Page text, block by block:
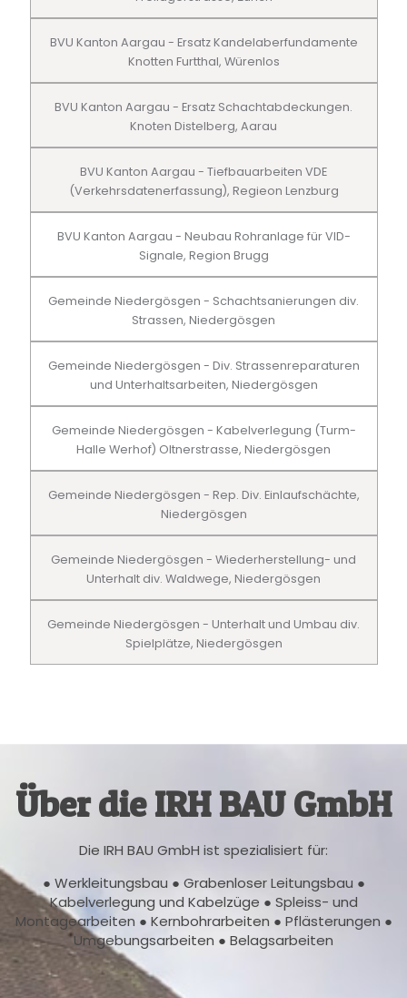
BVU Kanton Aargau - Ersatz Kandelaberfundamente
Knotten Furtthal, Würenlos
BVU Kanton Aargau - Ersatz Schachtabdeckungen.
Knoten Distelberg, Aarau
BVU Kanton Aargau - Tiefbauarbeiten VDE
(Verkehrsdatenerfassung), Regieon Lenzburg
BVU Kanton Aargau - Neubau Rohranlage für VID-
Signale, Region Brugg
Gemeinde Niedergösgen - Schachtsanierungen div.
Strassen, Niedergösgen
Gemeinde Niedergösgen - Div. Strassenreparaturen
und Unterhaltsarbeiten, Niedergösgen
Gemeinde Niedergösgen - Kabelverlegung (Turm-
Halle Werhof) Oltnerstrasse, Niedergösgen
Gemeinde Niedergösgen - Rep. Div. Einlaufschächte,
Niedergösgen
Gemeinde Niedergösgen - Wiederherstellung- und
Unterhalt div. Waldwege, Niedergösgen
Gemeinde Niedergösgen - Unterhalt und Umbau div.
Spielplätze, Niedergösgen
Über die IRH BAU GmbH
Die IRH BAU GmbH ist spezialisiert für:
● Werkleitungsbau ● Grabenloser Leitungsbau ●
Kabelverlegung und Kabelzüge ● Spleiss- und
Montagearbeiten ● Kernbohrarbeiten ● Pflästerungen ●
Umgebungsarbeiten ● Belagsarbeiten